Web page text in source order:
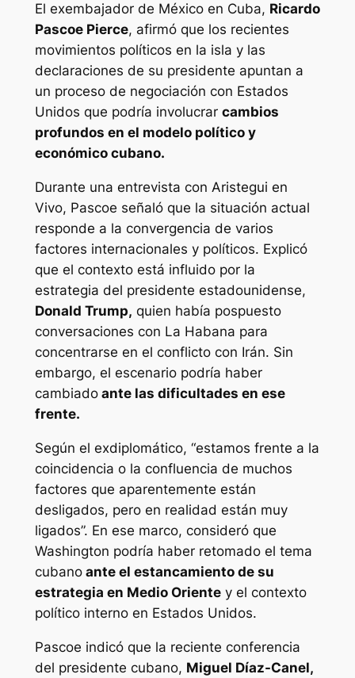
El exembajador de México en Cuba, Ricardo
Pascoe Pierce, afirmó que los recientes
movimientos políticos en la isla y las
declaraciones de su presidente apuntan a
un proceso de negociación con Estados
Unidos que podría involucrar cambios
profundos en el modelo político y
económico cubano.
Durante una entrevista con Aristegui en
Vivo, Pascoe señaló que la situación actual
responde a la convergencia de varios
factores internacionales y políticos. Explicó
que el contexto está influido por la
estrategia del presidente estadounidense,
Donald Trump, quien había pospuesto
conversaciones con La Habana para
concentrarse en el conflicto con Irán. Sin
embargo, el escenario podría haber
cambiadoante las dificultades en ese
frente.
Según el exdiplomático, “estamos frente a la
coincidencia o la confluencia de muchos
factores que aparentemente están
desligados, pero en realidad están muy
ligados”. En ese marco, consideró que
Washington podría haber retomado el tema
cubanoante el estancamiento de su
estrategia en Medio Orientey el contexto
político interno en Estados Unidos.
Pascoe indicó que la reciente conferencia
del presidente cubano, Miguel Díaz-Canel,